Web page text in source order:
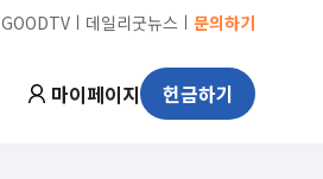
GOODTV ㅣ 데일리굿뉴스 ㅣ 문의하기
마이페이지 헌금하기